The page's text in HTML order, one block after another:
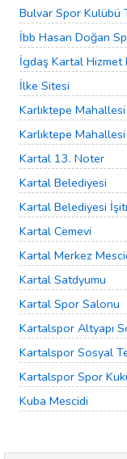
Bulvar Spor Kulübü
İbb Hasan Doğan
İgdaş Kartal Hizmet
İlke Sitesi
Karlıktepe Mahallesi
Karlıktepe Mahallesi
Kartal 13. Noter
Kartal Belediyesi
Kartal Belediyesi
Kartal Cemevi
Kartal Merkez
Kartal Satdyumu
Kartal Spor Salonu
Kartalspor Altyapı
Kartalspor Sosyal
Kartalspor Spor
Kuba Mescidi